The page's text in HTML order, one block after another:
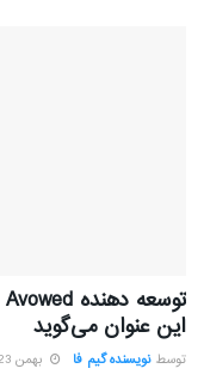
این عنوان می‌گوید
توسط نویسنده گیم فا بهمن 23, 1403